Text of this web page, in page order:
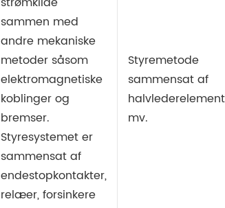
sammen med
andre mekaniske
metoder såsom
elektromagnetiske
koblinger og
bremser.
Styresystemet er
sammensat af
endestopkontakter,
relæer, forsinkere
Styremetode
sammensat af
mv.